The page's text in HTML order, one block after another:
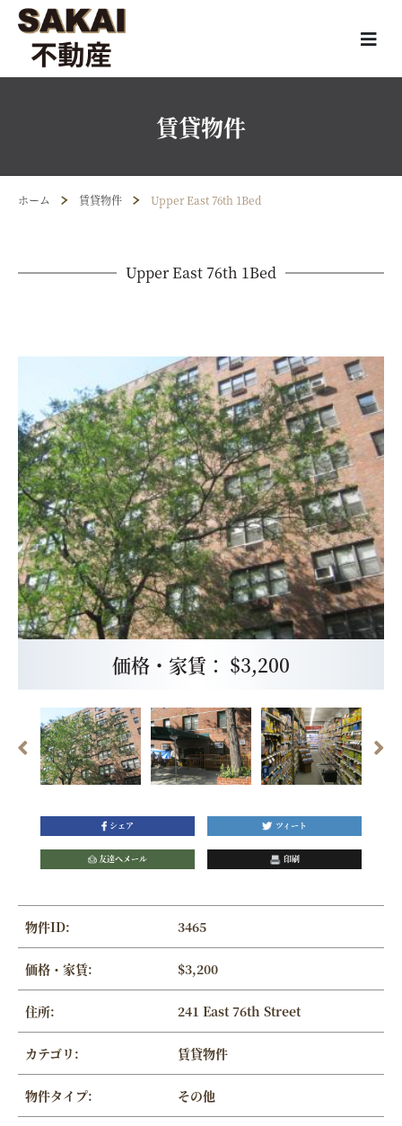
賃貸物件
ホーム 賃貸物件 Upper East 76th 1Bed
Upper East 76th 1Bed
価格・家賃： $3,200
シェア ツィート
友達へメール 印刷
物件ID: 3465
価格・家賃: $3,200
住所: 241 East 76th Street
カテゴリ: 賃貸物件
物件タイプ: その他